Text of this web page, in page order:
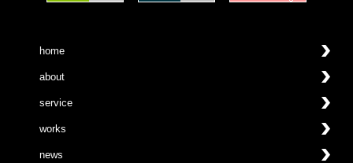
home
about
service
works
news